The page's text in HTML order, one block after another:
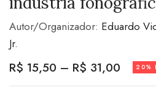
Autor/Organizador: Eduardo
Jr.
R$ 15,50 – R$ 31,00 20%